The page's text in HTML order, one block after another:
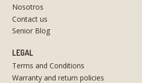
Nosotros
Contact us
Senior Blog
LEGAL
Terms and Conditions
Warranty and return policies